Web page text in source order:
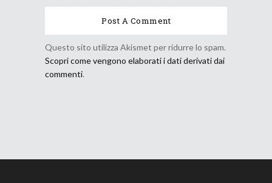
Questo sito utilizza Akismet per ridurre lo spam.
Scopri come vengono elaborati i dati derivati dai
commenti.